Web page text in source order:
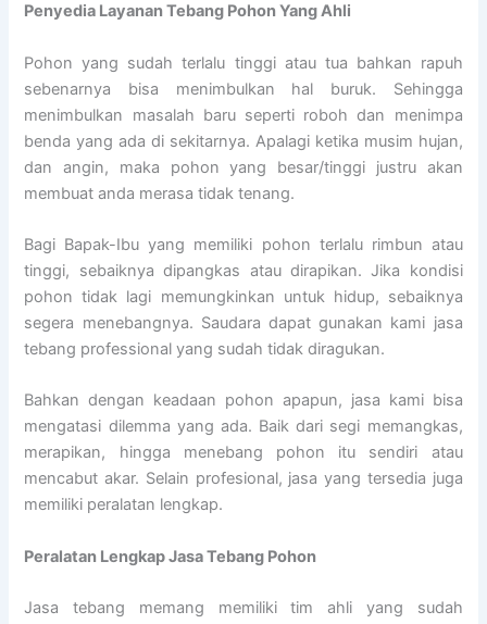
Penyedia Layanan Tebang Pohon Yang Ahli
Pohon yang sudah terlalu tinggi atau tua bahkan rapuh
sebenarnya bisa menimbulkan hal buruk. Sehingga
menimbulkan masalah baru seperti roboh dan menimpa
benda yang ada di sekitarnya. Apalagi ketika musim hujan,
dan angin, maka pohon yang besar/tinggi justru akan
membuat anda merasa tidak tenang.
Bagi Bapak-Ibu yang memiliki pohon terlalu rimbun atau
tinggi, sebaiknya dipangkas atau dirapikan. Jika kondisi
pohon tidak lagi memungkinkan untuk hidup, sebaiknya
segera menebangnya. Saudara dapat gunakan kami jasa
tebang professional yang sudah tidak diragukan.
Bahkan dengan keadaan pohon apapun, jasa kami bisa
mengatasi dilemma yang ada. Baik dari segi memangkas,
merapikan, hingga menebang pohon itu sendiri atau
mencabut akar. Selain profesional, jasa yang tersedia juga
memiliki peralatan lengkap.
Peralatan Lengkap Jasa Tebang Pohon
Jasa tebang memang memiliki tim ahli yang sudah